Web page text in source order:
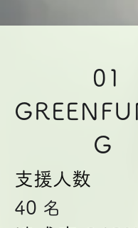
01
G
支援人数
40 名